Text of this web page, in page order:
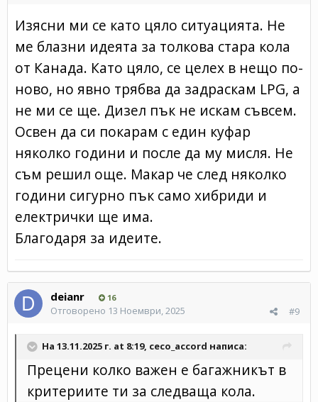
Изясни ми се като цяло ситуацията. Не
ме блазни идеята за толкова стара кола
от Канада. Като цяло, се целех в нещо по-
ново, но явно трябва да задраскам LPG, а
не ми се ще. Дизел пък не искам съвсем.
Освен да си покарам с един куфар
няколко години и после да му мисля. Не
съм решил още. Макар че след няколко
години сигурно пък само хибриди и
електрички ще има.
Благодаря за идеите.
deianr 16
#9
Отговорено 13 Ноември, 2025
На 13.11.2025 г. at 8:19, ceco_accord написа:
Прецени колко важен е багажникът в
критериите ти за следваща кола.